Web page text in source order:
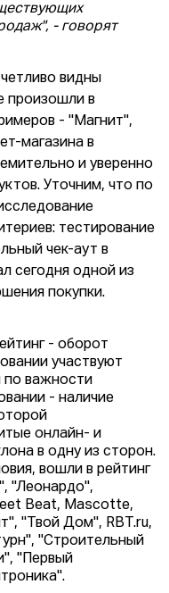
- говорят
видны
произошли в
- "Магнит",
магазина в
и уверенно
Уточним, что по
тестирование
чек-аут в
сегодня одной из
покупки.
- оборот
участвуют
по важности
- наличие
онлайн- и
в одну из сторон.
вошли в рейтинг
"Леонардо",
Beat, Mascotte,
"Твой Дом", RBT.ru,
"Строительный
"Первый